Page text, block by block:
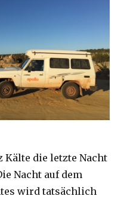
die letzte Nacht
Nacht auf dem
wird tatsächlich